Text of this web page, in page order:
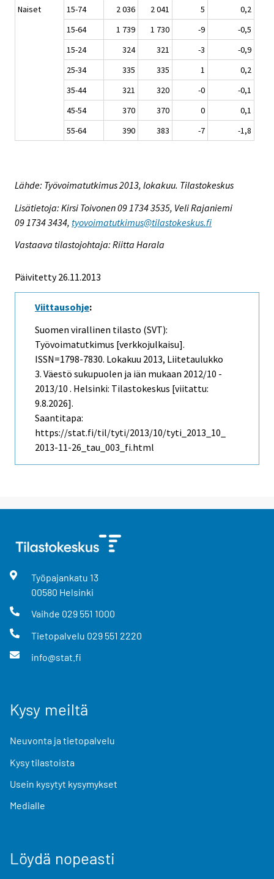
Naiset
15-74 2 036 2 041 5
0,2
15-64
1 739 1 730 -9
-0,5
15-24
324 321 -3
-0,9
25-34
335 335 1
0,2
35-44
321 320 -0
-0,1
45-54
370 370 0
0,1
55-64
390 383 -7 -1,8
Lähde: Työvoimatutkimus 2013, lokakuu. Tilastokeskus
Lisätietoja: Kirsi Toivonen 09 1734 3535, Veli Rajaniemi
09 1734 3434, tyovoimatutkimus@tilastokeskus.fi
Vastaava tilastojohtaja: Riitta Harala
Päivitetty 26.11.2013
Viittausohje:
Suomen virallinen tilasto (SVT):
Työvoimatutkimus [verkkojulkaisu].
ISSN=1798-7830. Lokakuu 2013, Liitetaulukko
3. Väestö sukupuolen ja iän mukaan 2012/10 -
2013/10 . Helsinki: Tilastokeskus [viitattu:
9.8.2026].
Saantitapa:
https://stat.fi/til/tyti/2013/10/tyti_2013_10_
2013-11-26_tau_003_fi.html
Työpajankatu 13
00580 Helsinki
Vaihde 029 551 1000
Tietopalvelu 029 551 2220
info@stat.fi
Kysy meiltä
Neuvonta ja tietopalvelu
Kysy tilastoista
Usein kysytyt kysymykset
Medialle
Löydä nopeasti